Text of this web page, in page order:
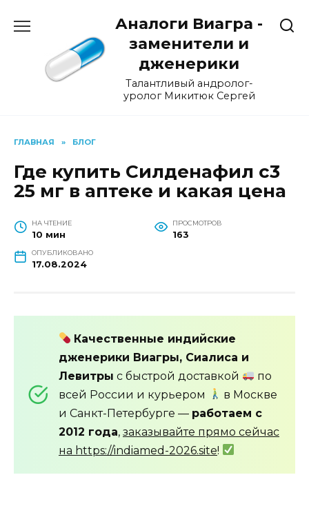
Аналоги Виагра -
заменители и
дженерики
Талантливый андролог-
уролог Микитюк Сергей
ГЛАВНАЯ » БЛОГ
Где купить Силденафил с3
25 мг в аптеке и какая цена
НА ЧТЕНИЕ
10 мин
ПРОСМОТРОВ
163
ОПУБЛИКОВАНО
17.08.2024
Качественные индийские
дженерики Виагры, Сиалиса и
Левитры с быстрой доставкой
по
всей России и курьером
в Москве
и Санкт-Петербурге — работаем с
2012 года, заказывайте прямо сейчас
на https://indiamed-2026.site!